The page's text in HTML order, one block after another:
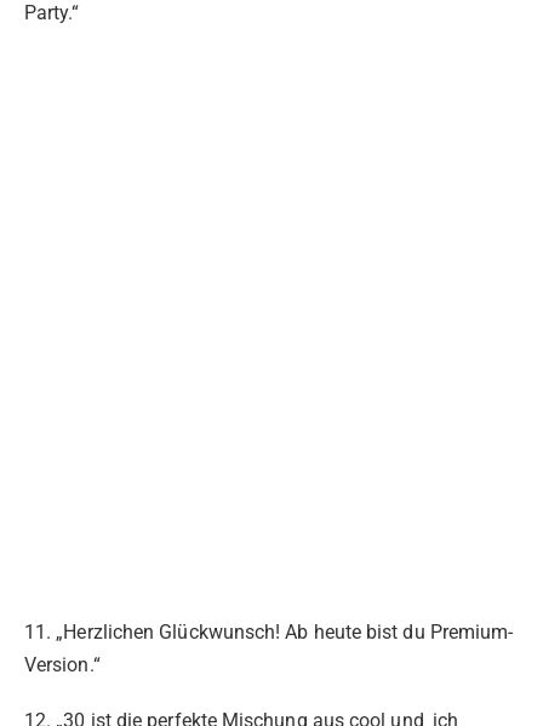
Party.“
11. „Herzlichen Glückwunsch! Ab heute bist du Premium-
Version.“
12. „30 ist die perfekte Mischung aus cool und ‚ich